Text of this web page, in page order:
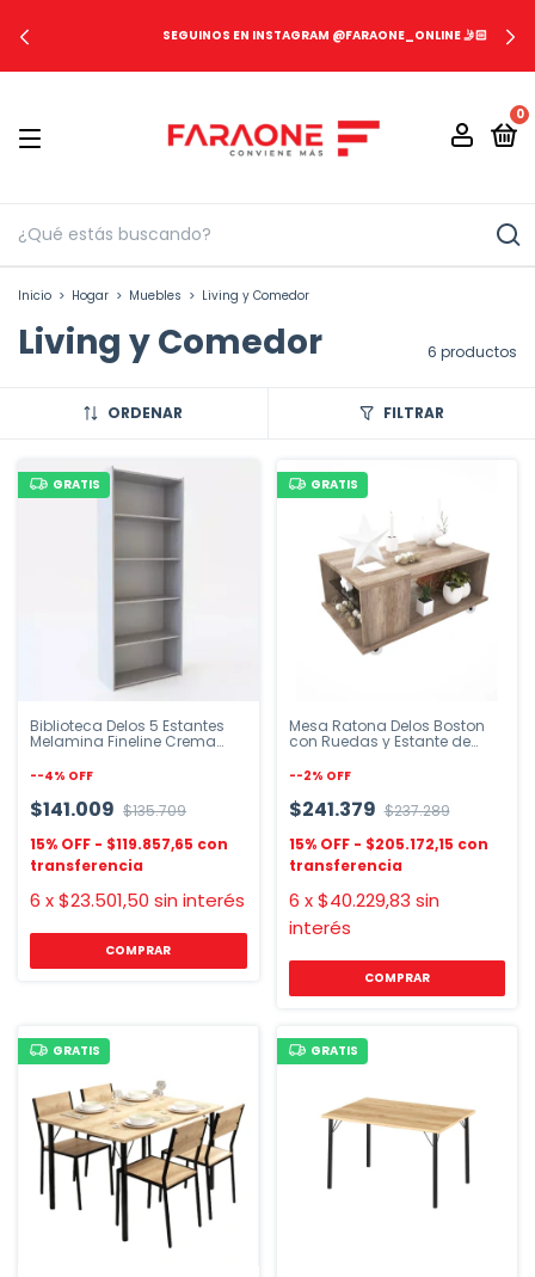
SEGUINOS EN INSTAGRAM @FARAONE_ONLINE 🤳🏻
0
Inicio > Hogar > Muebles > Living y Comedor
Living y Comedor 6 productos
ORDENAR FILTRAR
GRATIS
Biblioteca Delos 5 Estantes
Melamina Fineline Crema
--4% OFF
$141.009 $135.709
$119.857,65
6 x$23.501,50 sin interés
GRATIS
Mesa Ratona Delos Boston
con Ruedas y Estante de
--2% OFF
$241.379 $237.289
$205.172,15
6 x$40.229,83 sin
interés
GRATIS GRATIS